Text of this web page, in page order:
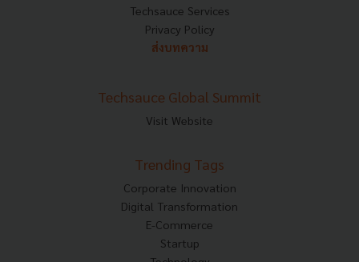
Techsauce Services
Privacy Policy
ส่งบทความ
Techsauce Global Summit
Visit Website
Trending Tags
Corporate Innovation
Digital Transformation
E-Commerce
Startup